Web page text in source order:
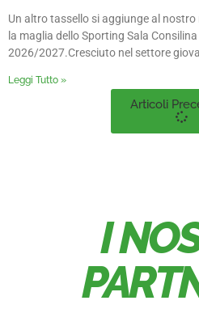
Un altro tassello si aggiunge al
la maglia dello Sporting Sala
2026/2027.Cresciuto nel settore
Leggi Tutto »
Articoli
I